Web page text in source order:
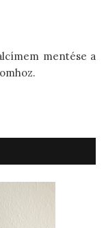
mentése a